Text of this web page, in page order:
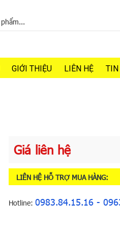
GIỚI THIỆU LIÊN HỆ TIN
Giá liên hệ
LIÊN HỆ HỖ TRỢ MUA HÀNG:
Hotline: 0983.84.15.16 -